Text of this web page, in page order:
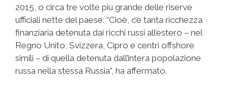
2015, o circa tre volte più grande delle riserve
ufficiali nette del paese. “Cioè, c’è tanta ricchezza
finanziaria detenuta dai ricchi russi all’estero – nel
Regno Unito, Svizzera, Cipro e centri offshore
simili – di quella detenuta dall’intera popolazione
russa nella stessa Russia”, ha affermato.